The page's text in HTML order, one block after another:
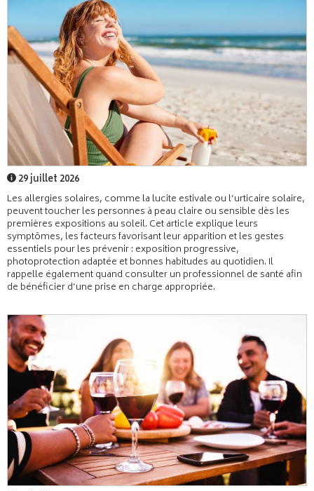
29 juillet 2026
Les allergies solaires, comme la lucite estivale ou l’urticaire solaire,
peuvent toucher les personnes à peau claire ou sensible dès les
premières expositions au soleil. Cet article explique leurs
symptômes, les facteurs favorisant leur apparition et les gestes
essentiels pour les prévenir : exposition progressive,
photoprotection adaptée et bonnes habitudes au quotidien. Il
rappelle également quand consulter un professionnel de santé afin
de bénéficier d’une prise en charge appropriée.